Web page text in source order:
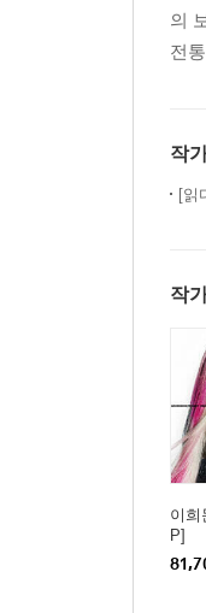
의
전
작
[읽
작
이희
P]